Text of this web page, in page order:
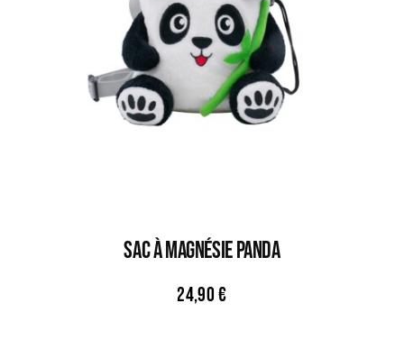
Sac À Magnésie PANDA
24,90€